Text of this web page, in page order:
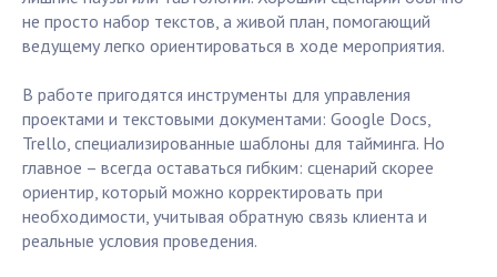
не просто набор текстов, а живой план, помогающий
ведущему легко ориентироваться в ходе мероприятия.
В работе пригодятся инструменты для управления
проектами и текстовыми документами: Google Docs,
Trello, специализированные шаблоны для тайминга. Но
главное – всегда оставаться гибким: сценарий скорее
ориентир, который можно корректировать при
необходимости, учитывая обратную связь клиента и
реальные условия проведения.